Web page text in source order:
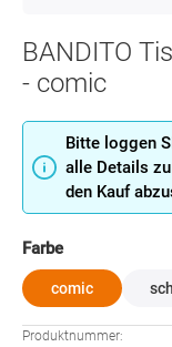
BANDITO
- comic
Bitte loggen
alle Details
den Kauf
Farbeauswählen
comic
Produktnummer: